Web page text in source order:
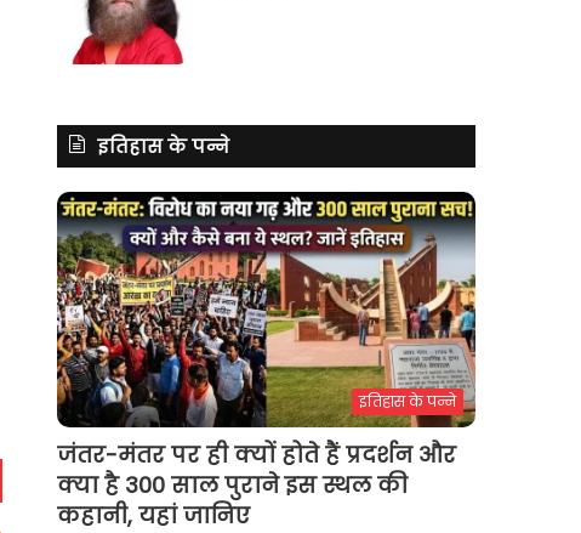
इतिहास के पन्ने
इतिहास के पन्ने
जंतर-मंतर पर ही क्यों होते हैं प्रदर्शन और
क्या है 300 साल पुराने इस स्थल की
कहानी, यहां जानिए